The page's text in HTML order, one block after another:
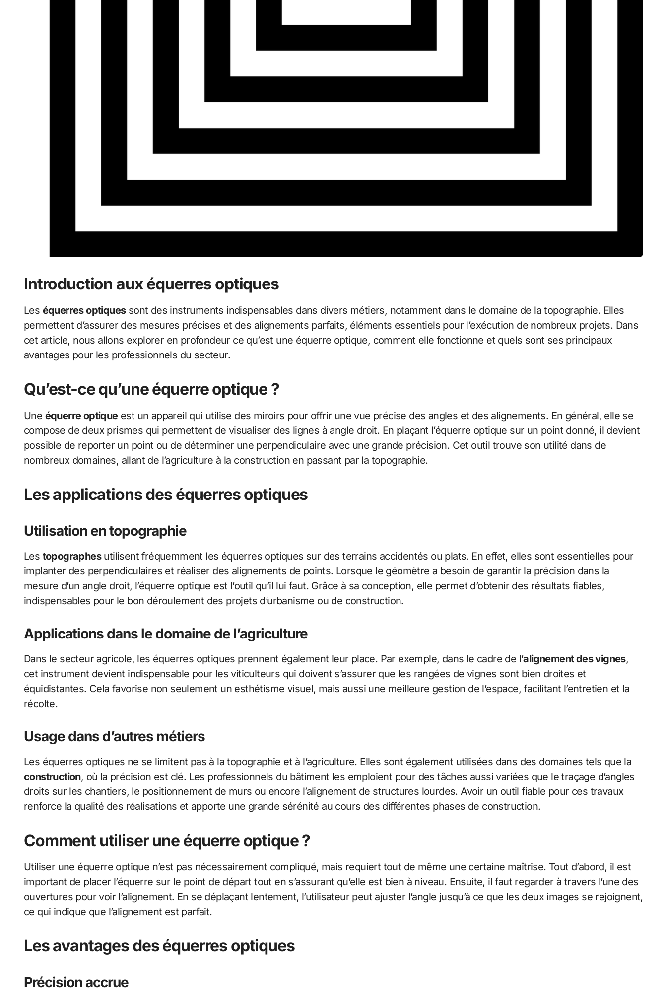
Introduction aux équerres optiques
Les équerres optiquessont des instruments indispensables dans divers métiers, notamment dans le domaine de la topographie. Elles
permettent d’assurer des mesures précises et des alignements parfaits, éléments essentiels pour l’exécution de nombreux projets. Dans
cet article, nous allons explorer en profondeur ce qu’est une équerre optique, comment elle fonctionne et quels sont ses principaux
avantages pour les professionnels du secteur.
Qu’est-ce qu’une équerre optique ?
Une équerre optiqueest un appareil qui utilise des miroirs pour offrir une vue précise des angles et des alignements. En général, elle se
compose de deux prismes qui permettent de visualiser des lignes à angle droit. En plaçant l’équerre optique sur un point donné, il devient
possible de reporter un point ou de déterminer une perpendiculaire avec une grande précision. Cet outil trouve son utilité dans de
nombreux domaines, allant de l’agriculture à la construction en passant par la topographie.
Les applications des équerres optiques
Utilisation en topographie
Les topographesutilisent fréquemment les équerres optiques sur des terrains accidentés ou plats. En effet, elles sont essentielles pour
implanter des perpendiculaires et réaliser des alignements de points. Lorsque le géomètre a besoin de garantir la précision dans la
mesure d’un angle droit, l’équerre optique est l’outil qu’il lui faut. Grâce à sa conception, elle permet d’obtenir des résultats fiables,
indispensables pour le bon déroulement des projets d’urbanisme ou de construction.
Applications dans le domaine de l’agriculture
Dans le secteur agricole, les équerres optiques prennent également leur place. Par exemple, dans le cadre de l’alignement des vignes,
cet instrument devient indispensable pour les viticulteurs qui doivent s’assurer que les rangées de vignes sont bien droites et
équidistantes. Cela favorise non seulement un esthétisme visuel, mais aussi une meilleure gestion de l’espace, facilitant l’entretien et la
récolte.
Usage dans d’autres métiers
Les équerres optiques ne se limitent pas à la topographie et à l’agriculture. Elles sont également utilisées dans des domaines tels que la
construction, où la précision est clé. Les professionnels du bâtiment les emploient pour des tâches aussi variées que le traçage d’angles
droits sur les chantiers, le positionnement de murs ou encore l’alignement de structures lourdes. Avoir un outil fiable pour ces travaux
renforce la qualité des réalisations et apporte une grande sérénité au cours des différentes phases de construction.
Comment utiliser une équerre optique ?
Utiliser une équerre optique n’est pas nécessairement compliqué, mais requiert tout de même une certaine maîtrise. Tout d’abord, il est
important de placer l’équerre sur le point de départ tout en s’assurant qu’elle est bien à niveau. Ensuite, il faut regarder à travers l’une des
ouvertures pour voir l’alignement. En se déplaçant lentement, l’utilisateur peut ajuster l’angle jusqu’à ce que les deux images se rejoignent,
ce qui indique que l’alignement est parfait.
Les avantages des équerres optiques
Précision accrue